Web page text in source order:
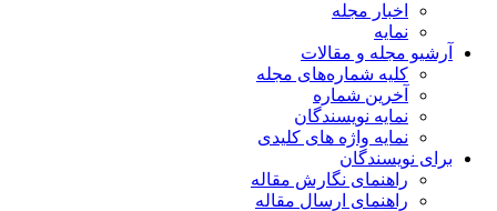
اخبار مجله
نمایه
آرشیو مجله و مقالات
کلیه شماره‌های مجله
آخرین شماره
نمایه نویسندگان
نمایه واژه های کلیدی
برای نویسندگان
راهنمای نگارش مقاله
راهنمای ارسال مقاله